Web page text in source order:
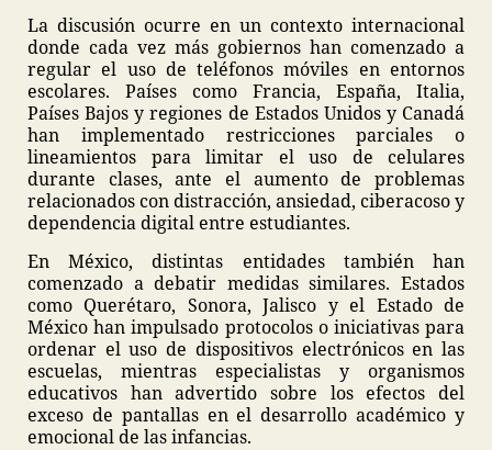
La discusión ocurre en un contexto internacional
donde cada vez más gobiernos han comenzado a
regular el uso de teléfonos móviles en entornos
escolares. Países como Francia, España, Italia,
Países Bajos y regiones de Estados Unidos y Canadá
han implementado restricciones parciales o
lineamientos para limitar el uso de celulares
durante clases, ante el aumento de problemas
relacionados con distracción, ansiedad, ciberacoso y
dependencia digital entre estudiantes.
En México, distintas entidades también han
comenzado a debatir medidas similares. Estados
como Querétaro, Sonora, Jalisco y el Estado de
México han impulsado protocolos o iniciativas para
ordenar el uso de dispositivos electrónicos en las
escuelas, mientras especialistas y organismos
educativos han advertido sobre los efectos del
exceso de pantallas en el desarrollo académico y
emocional de las infancias.